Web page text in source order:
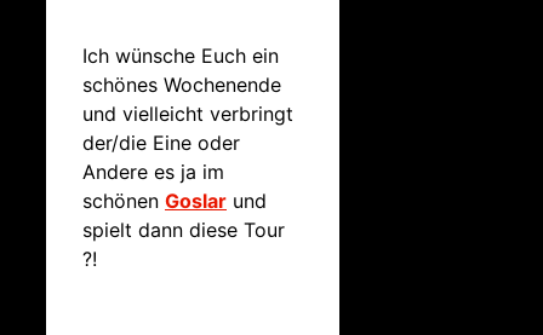
Ich wünsche Euch ein
schönes Wochenende
und vielleicht verbringt
der/die Eine oder
Andere es ja im
schönen Goslar und
spielt dann diese Tour
?!